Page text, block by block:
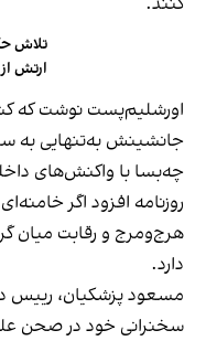
تلاش
ارتش از
اورشلیم‌پست نوشت که
جانشینش به‌تنهایی به
چه‌بسا با واکنش‌های
روزنامه افزود اگر
هرج‌ومرج و رقابت میان
دارد.
سخنرانی خود در صحن